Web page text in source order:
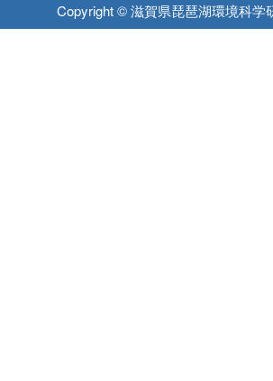
Copyright © 滋賀県琵琶湖環境科学